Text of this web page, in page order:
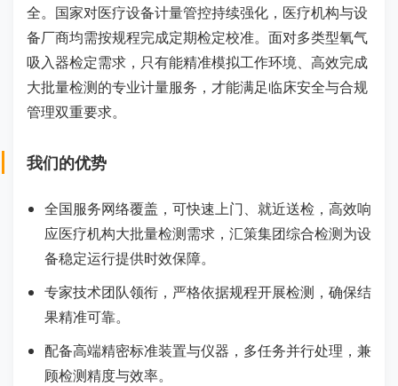
全。国家对医疗设备计量管控持续强化，医疗机构与设
备厂商均需按规程完成定期检定校准。面对多类型氧气
吸入器检定需求，只有能精准模拟工作环境、高效完成
大批量检测的专业计量服务，才能满足临床安全与合规
管理双重要求。
我们的优势
全国服务网络覆盖，可快速上门、就近送检，高效响
应医疗机构大批量检测需求，汇策集团综合检测为设
备稳定运行提供时效保障。
专家技术团队领衔，严格依据规程开展检测，确保结
果精准可靠。
配备高端精密标准装置与仪器，多任务并行处理，兼
顾检测精度与效率。